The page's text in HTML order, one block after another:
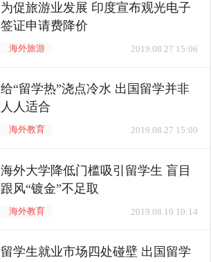
为促旅游业发展 印度宣布观光电子
签证申请费降价
2019.08.27 15:06
海外旅游
给“留学热”浇点冷水 出国留学并非
人人适合
2019.08.27 15:00
海外教育
海外大学降低门槛吸引留学生 盲目
跟风“镀金”不足取
2019.08.19 10:14
海外教育
留学生就业市场四处碰壁 出国留学